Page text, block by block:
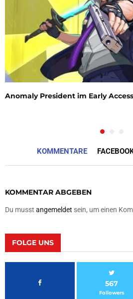
Anomaly President im Early
KOMMENTARE
KOMMENTAR ABGEBEN
Du musst angemeldet sein, um einen
FOLGE UNS
567
Followers